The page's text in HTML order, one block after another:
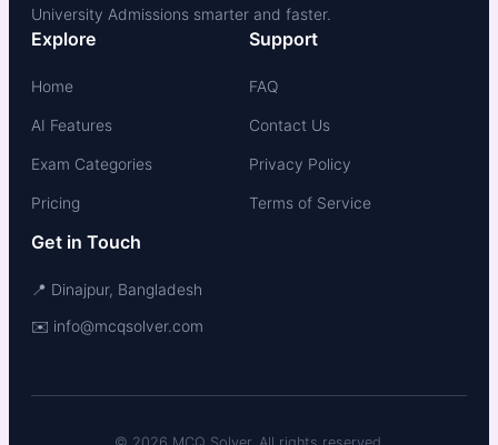
University Admissions smarter and faster.
Explore
Home
AI Features
Exam Categories
Pricing
Support
FAQ
Contact Us
Privacy Policy
Terms of Service
Get in Touch
📍 Dinajpur, Bangladesh
✉️ info@mcqsolver.com